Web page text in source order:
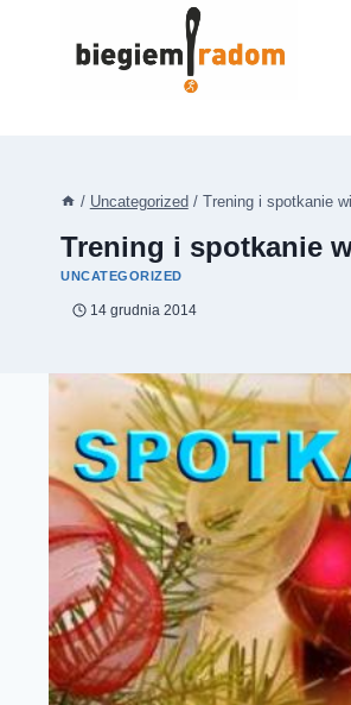
/ Uncategorized / Trening i spotkanie
Trening i spotkanie
UNCATEGORIZED
14 grudnia 2014